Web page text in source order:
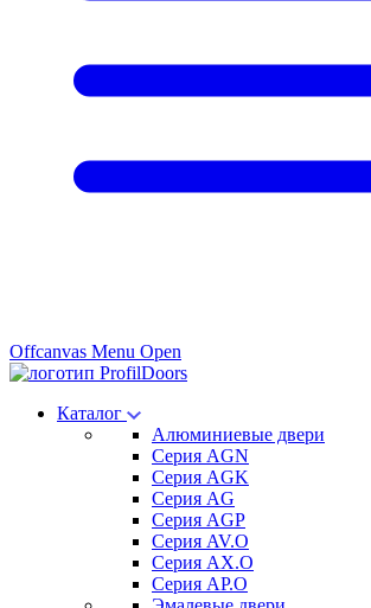
Offcanvas Menu Open
Каталог
Алюминиевые двери
Серия AGN
Серия AGK
Серия AG
Серия AGP
Серия AV.O
Серия AX.O
Серия AP.O